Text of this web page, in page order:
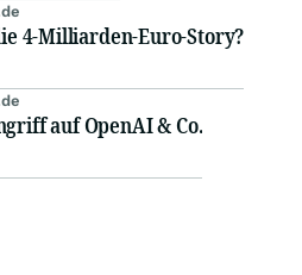
4-Milliarden-Euro-Story?
auf OpenAI & Co.